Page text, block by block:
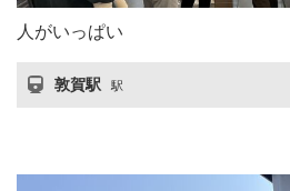
人がいっぱい
敦賀駅 駅